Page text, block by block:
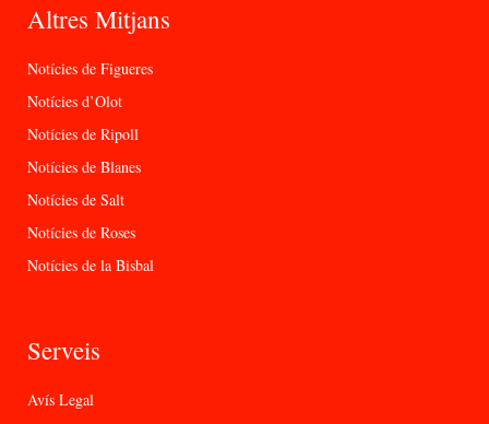
Altres Mitjans
Notícies de Figueres
Notícies d’Olot
Notícies de Ripoll
Notícies de Blanes
Notícies de Salt
Notícies de Roses
Notícies de la Bisbal
Serveis
Avís Legal